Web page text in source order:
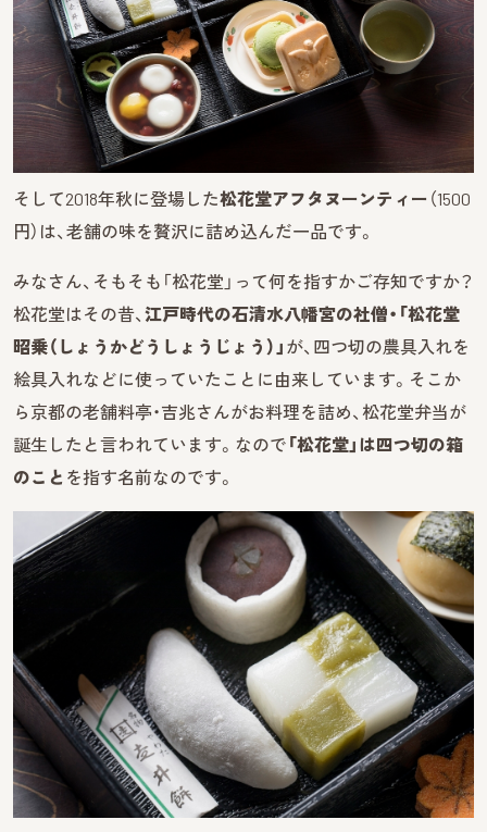
そして2018年秋に登場した松花堂アフタヌーンティー （1500
円）は、老舗の味を贅沢に詰め込んだ一品です。
みなさん、そもそも「松花堂」って何を指すかご存知ですか？
松花堂はその昔、 江戸時代の石清水八幡宮の社僧・「松花堂
昭乗（しょうかどうしょうじょう）」 が、四つ切の農具入れを
絵具入れなどに使っていたことに由来しています。そこか
ら京都の老舗料亭・吉兆さんがお料理を詰め、松花堂弁当が
誕生したと言われています。なので 「松花堂」は四つ切の箱
のこと を指す名前なのです。